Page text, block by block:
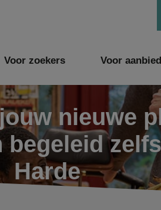
Voor zoekers Voor
nieuwe
Harde